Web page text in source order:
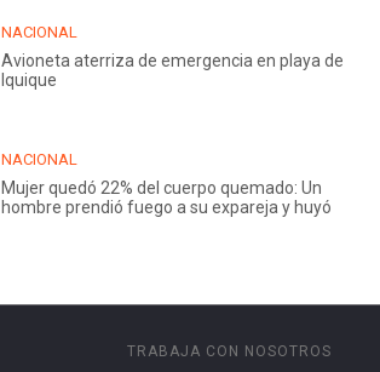
NACIONAL
Avioneta aterriza de emergencia en playa de
Iquique
NACIONAL
Mujer quedó 22% del cuerpo quemado: Un
hombre prendió fuego a su expareja y huyó
TRABAJA CON NOSOTROS